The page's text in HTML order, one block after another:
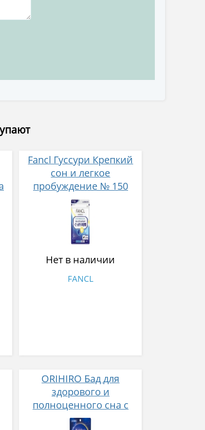
Fancl Гуссури Крепкий
сон и легкое
пробуждение № 150
Нет в наличии
FANCL
ORIHIRO Бад для
здорового и
полноценного сна с
легким пробуждением